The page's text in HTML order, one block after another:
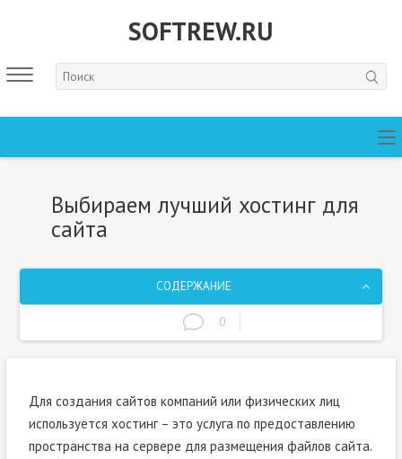
SOFTREW.RU
Выбираем лучший хостинг для
сайта
СОДЕРЖАНИЕ
0
Для создания сайтов компаний или физических лиц
используется хостинг – это услуга по предоставлению
пространства на сервере для размещения файлов сайта.